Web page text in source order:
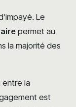
Le
permet au
la majorité des
entre la
est